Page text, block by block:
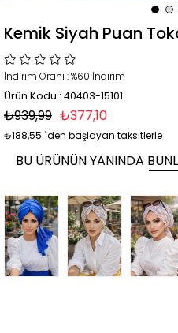
Kemik Siyah Puan
İndirim Oranı :%60 İndirim
Ürün Kodu : 40403-15101
₺939,99 ₺377,10
₺188,55 `den başlayan taksitlerle
BU ÜRÜNÜN YANINDA